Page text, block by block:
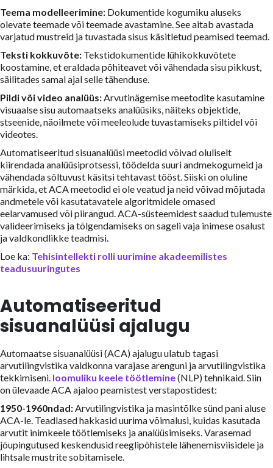
Teema modelleerimine: Dokumentide kogumiku aluseks
olevate teemade või teemade avastamine. See aitab avastada
varjatud mustreid ja tuvastada sisus käsitletud peamised teemad.
Teksti kokkuvõte: Tekstidokumentide lühikokkuvõtete
koostamine, et eraldada põhiteavet või vähendada sisu pikkust,
säilitades samal ajal selle tähenduse.
Pildi või video analüüs:Arvutinägemise meetodite kasutamine
visuaalse sisu automaatseks analüüsiks, näiteks objektide,
stseenide, näoilmete või meeleolude tuvastamiseks piltidel või
videotes.
Automatiseeritud sisuanalüüsi meetodid võivad oluliselt
kiirendada analüüsiprotsessi, töödelda suuri andmekogumeid ja
vähendada sõltuvust käsitsi tehtavast tööst. Siiski on oluline
märkida, et ACA meetodid ei ole veatud ja neid võivad mõjutada
andmetele või kasutatavatele algoritmidele omased
eelarvamused või piirangud. ACA-süsteemidest saadud tulemuste
valideerimiseks ja tõlgendamiseks on sageli vaja inimese osalust
ja valdkondlikke teadmisi.
Loe ka: Tehisintellekti rolli uurimine akadeemilistes
teadusuuringutes
Automatiseeritud
sisuanalüüsi ajalugu
Automaatse sisuanalüüsi (ACA) ajalugu ulatub tagasi
arvutilingvistika valdkonna varajase arenguni ja arvutilingvistika
tekkimiseni. loomuliku keele töötlemine(NLP) tehnikaid. Siin
on ülevaade ACA ajaloo peamistest verstapostidest:
1950-1960ndad:Arvutilingvistika ja masintõlke sünd pani aluse
ACA-le. Teadlased hakkasid uurima võimalusi, kuidas kasutada
arvutit inimkeele töötlemiseks ja analüüsimiseks. Varasemad
jõupingutused keskendusid reeglipõhistele lähenemisviisidele ja
lihtsale mustrite sobitamisele.